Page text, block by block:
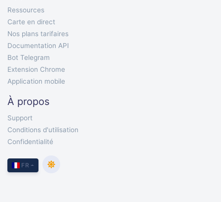
Ressources
Carte en direct
Nos plans tarifaires
Documentation API
Bot Telegram
Extension Chrome
Application mobile
À propos
Support
Conditions d'utilisation
Confidentialité
FR